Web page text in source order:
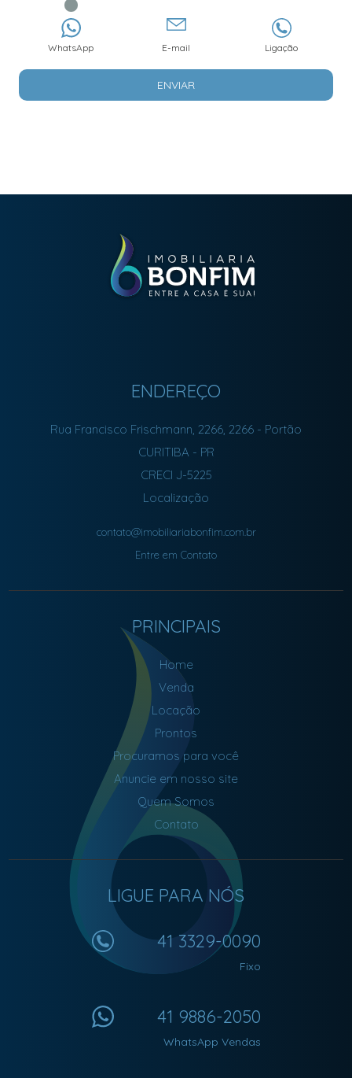
WhatsApp E-mail Ligação
ENVIAR
ENDEREÇO
Rua Francisco Frischmann, 2266, 2266 - Portão
CURITIBA - PR
CRECI J-5225
Localização
contato@imobiliariabonfim.com.br
Entre em Contato
PRINCIPAIS
Home
Venda
Locação
Prontos
Procuramos para você
Anuncie em nosso site
Quem Somos
Contato
LIGUE PARA NÓS
41 3329-0090
Fixo
41 9886-2050
WhatsApp Vendas